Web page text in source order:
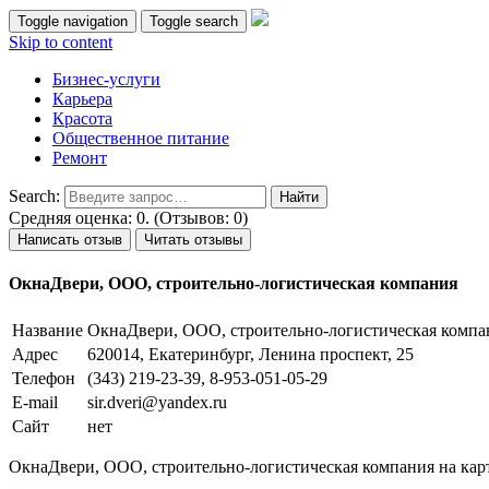
Toggle navigation Toggle search
Skip to content
Бизнес-услуги
Карьера
Красота
Общественное питание
Ремонт
Search:
Средняя оценка: 0. (Отзывов: 0)
Написать отзыв Читать отзывы
ОкнаДвери, ООО, строительно-логистическая компания
Название ОкнаДвери, ООО, строительно-логистическая
Адрес
620014, Екатеринбург, Ленина проспект, 25
Телефон
(343) 219-23-39, 8-953-051-05-29
E-mail
sir.dveri@yandex.ru
Сайт
нет
ОкнаДвери, ООО, строительно-логистическая компания на